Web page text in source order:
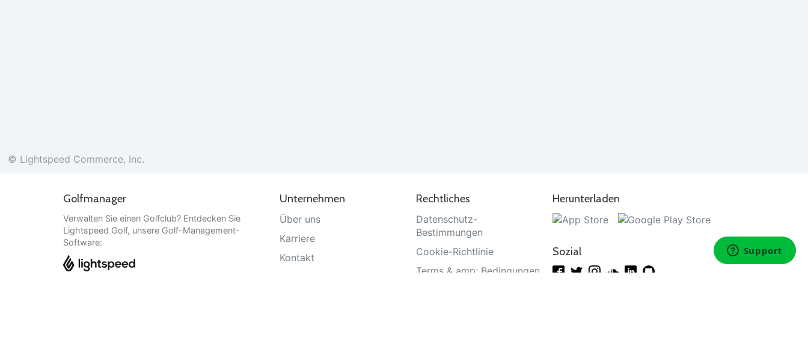
© Lightspeed Commerce, Inc.
Golfmanager
Verwalten Sie einen Golfclub? Entdecken Sie
Lightspeed Golf, unsere Golf-Management-
Software:
Unternehmen
Über uns
Karriere
Kontakt
Rechtliches
Datenschutz-
Bestimmungen
Cookie-Richtlinie
Terms & amp; Bedingungen
Herunterladen
Sozial